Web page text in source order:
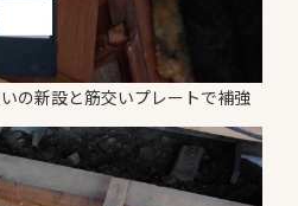
の新設と筋交いプレートで補強